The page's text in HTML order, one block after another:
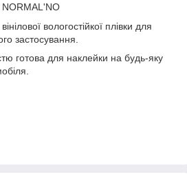
вологостійкої плівки для
застосування.
готова для наклейки на будь-яку